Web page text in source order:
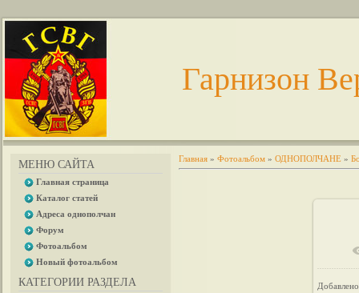
Гарнизон
МЕНЮ САЙТА
Главная страница
Каталог статей
Адреса однополчан
Форум
Фотоальбом
Новый фотоальбом
КАТЕГОРИИ РАЗДЕЛА
Главная » Фотоальбом » ОДНОПОЛЧАНЕ »
В
Добавлено